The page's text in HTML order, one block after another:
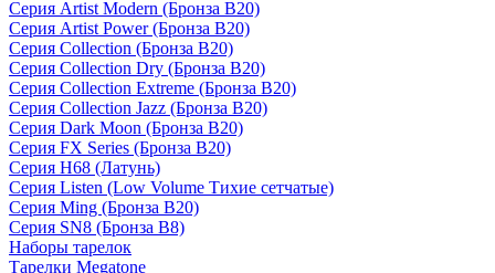
Серия Artist Modern (Бронза B20)
Серия Artist Power (Бронза B20)
Серия Collection (Бронза B20)
Серия Collection Dry (Бронза B20)
Серия Collection Extreme (Бронза B20)
Серия Collection Jazz (Бронза B20)
Серия Dark Moon (Бронза B20)
Серия FX Series (Бронза B20)
Серия H68 (Латунь)
Серия Listen (Low Volume Тихие сетчатые)
Серия Ming (Бронза B20)
Серия SN8 (Бронза B8)
Наборы тарелок
Тарелки Megatone